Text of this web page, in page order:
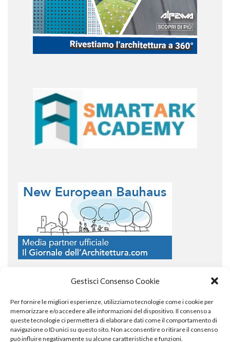
Gestisci Consenso Cookie
Per fornire le migliori esperienze, utilizziamo tecnologie come i cookie per
memorizzare e/o accedere alle informazioni del dispositivo. Il consenso a
queste tecnologie ci permetterà di elaborare dati come il comportamento di
navigazione o ID unici su questo sito. Non acconsentire o ritirare il consenso
può influire negativamente su alcune caratteristiche e funzioni.
COPYRIGHT
© TheArchitecturalPost 2024